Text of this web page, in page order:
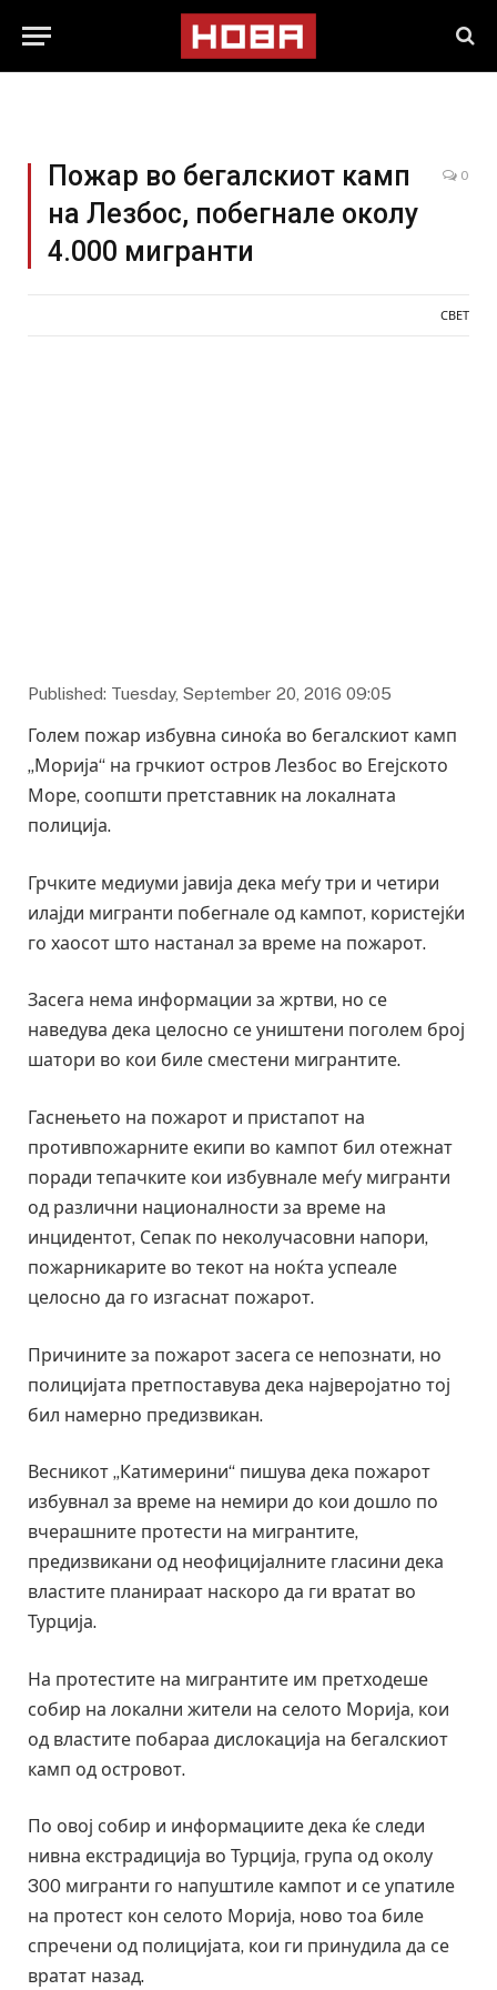
Пожар во бегалскиот камп
на Лезбос, побегнале околу
4.000 мигранти
0
СВЕТ
Published: Tuesday, September 20, 2016 09:05
Голем пожар избувна синоќа во бегалскиот камп
„Морија“ на грчкиот остров Лезбос во Егејското
Море, соопшти претставник на локалната
полиција.
Грчките медиуми јавија дека меѓу три и четири
илајди мигранти побегнале од кампот, користејќи
го хаосот што настанал за време на пожарот.
Засега нема информации за жртви, но се
наведува дека целосно се уништени поголем број
шатори во кои биле сместени мигрантите.
Гаснењето на пожарот и пристапот на
противпожарните екипи во кампот бил отежнат
поради тепачките кои избувнале меѓу мигранти
од различни националности за време на
инцидентот, Сепак по неколучасовни напори,
пожарникарите во текот на ноќта успеале
целосно да го изгаснат пожарот.
Причините за пожарот засега се непознати, но
полицијата претпоставува дека најверојатно тој
бил намерно предизвикан.
Весникот „Катимерини“ пишува дека пожарот
избувнал за време на немири до кои дошло по
вчерашните протести на мигрантите,
предизвикани од неофицијалните гласини дека
властите планираат наскоро да ги вратат во
Турција.
На протестите на мигрантите им претходеше
собир на локални жители на селото Морија, кои
од властите побараа дислокација на бегалскиот
камп од островот.
По овој собир и информациите дека ќе следи
нивна екстрадиција во Турција, група од околу
300 мигранти го напуштиле кампот и се упатиле
на протест кон селото Морија, ново тоа биле
спречени од полицијата, кои ги принудила да се
вратат назад.